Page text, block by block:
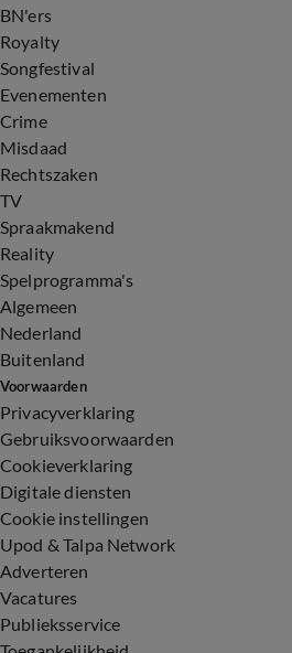
BN'ers
Royalty
Songfestival
Evenementen
Crime
Misdaad
Rechtszaken
TV
Spraakmakend
Reality
Spelprogramma's
Algemeen
Nederland
Buitenland
Voorwaarden
Privacyverklaring
Gebruiksvoorwaarden
Cookieverklaring
Digitale diensten
Cookie instellingen
Upod & Talpa Network
Adverteren
Vacatures
Publieksservice